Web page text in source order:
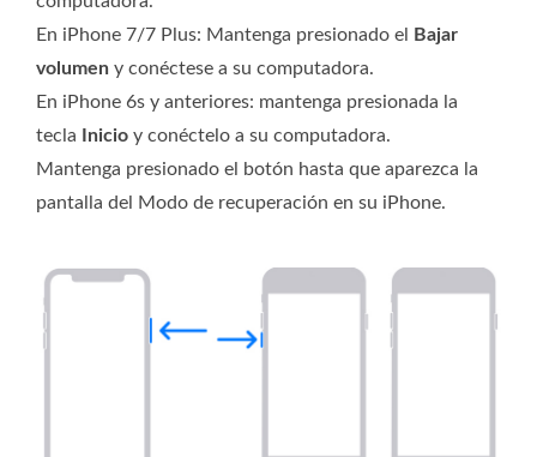
En iPhone 7/7 Plus: Mantenga presionado el
Bajar
volumen y conéctese a su computadora.
En iPhone 6s y anteriores: mantenga presionada la
tecla
Inicio y conéctelo a su computadora.
Mantenga presionado el botón hasta que aparezca la
pantalla del Modo de recuperación en su iPhone.